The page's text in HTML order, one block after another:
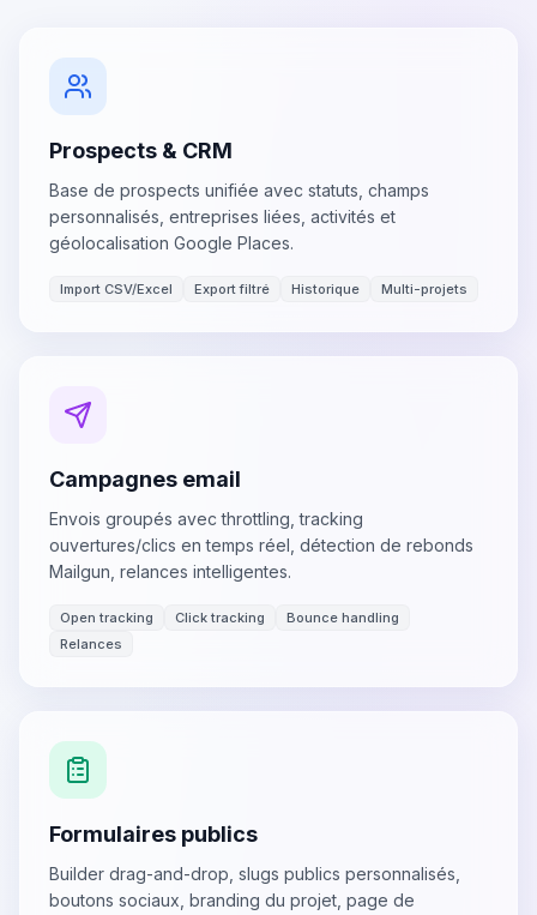
Prospects & CRM
Base de prospects unifiée avec statuts, champs
personnalisés, entreprises liées, activités et
géolocalisation Google Places.
Import CSV/Excel Export filtré Historique Multi-projets
Campagnes email
Envois groupés avec throttling, tracking
ouvertures/clics en temps réel, détection de rebonds
Mailgun, relances intelligentes.
Open tracking Click tracking
Bounce handling
Relances
Formulaires publics
Builder drag-and-drop, slugs publics personnalisés,
boutons sociaux, branding du projet, page de